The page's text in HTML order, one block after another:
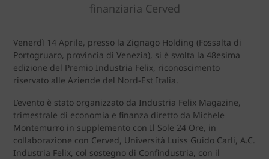
finanziaria Cerved
Venerdì 14 Aprile, presso la Zignago Holding (Fossalta di
Portogruaro, provincia di Venezia), si è svolta la 48esima
edizione del Premio Industria Felix, riconoscimento
riservato alle Aziende del Nord-Est Italia.
L’evento è stato organizzato da Industria Felix Magazine,
trimestrale di economia e finanza diretto da Michele
Montemurro in supplemento con Il Sole 24 Ore, in
collaborazione con Cerved, Università Luiss Guido Carli, A.C.
Industria Felix, col sostegno di Confindustria, con il